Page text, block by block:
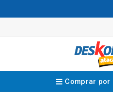
Comprar por